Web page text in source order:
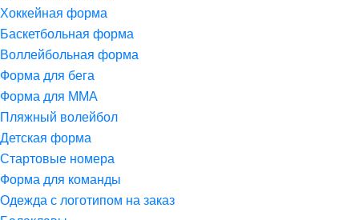
Хоккейная форма
Баскетбольная форма
Воллейбольная форма
Форма для бега
Форма для ММА
Пляжный волейбол
Детская форма
Стартовые номера
Форма для команды
Одежда с логотипом на заказ